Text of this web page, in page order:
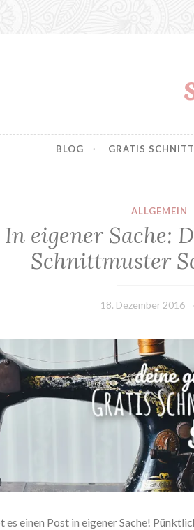
BLOG GRATIS
ALLGEMEIN
In eigener Sache:
Schnittmuster
18. Dezember 2016
es einen Post in eigener Sache!